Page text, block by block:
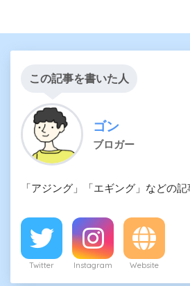
この記事を書いた人
ゴン
ブロガー
「アジング」「エギング」などの
Twitter Instagram Website